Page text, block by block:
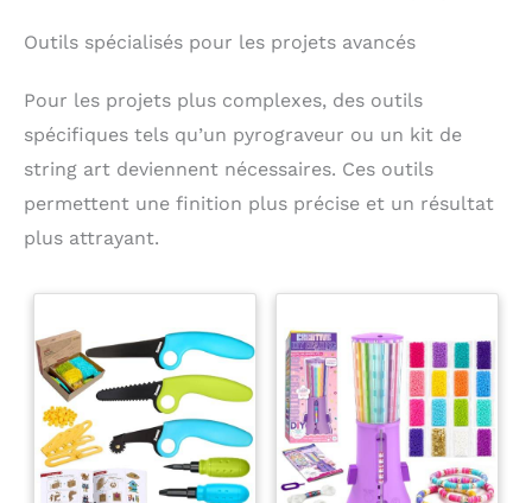
Outils spécialisés pour les projets avancés
Pour les projets plus complexes, des outils
spécifiques tels qu’un pyrograveur ou un kit de
string art deviennent nécessaires. Ces outils
permettent une finition plus précise et un résultat
plus attrayant.